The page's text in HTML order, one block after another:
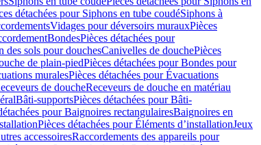
détachées pour Siphons en tube coudéSiphons à
Vidages pour déversoirs murauxPièces
BondesPièces détachées pour
des sols pour douchesCanivelles de douchePièces
de plain-piedPièces détachées pour Bondes pour
muralesPièces détachées pour Évacuations
de doucheReceveurs de douche en matériau
Bâti-supportsPièces détachées pour Bâti-
pour Baignoires rectangulairesBaignoires en
Pièces détachées pour Éléments d’installationJeux
accessoiresRaccordements des appareils pour